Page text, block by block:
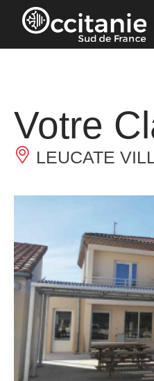
Panneau de gestion des
Votre
LEUCATE